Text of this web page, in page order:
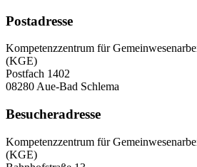
Postadresse
Kompetenzzentrum für
(KGE)
Postfach 1402
08280 Aue-Bad Schlema
Besucheradresse
Kompetenzzentrum für
(KGE)